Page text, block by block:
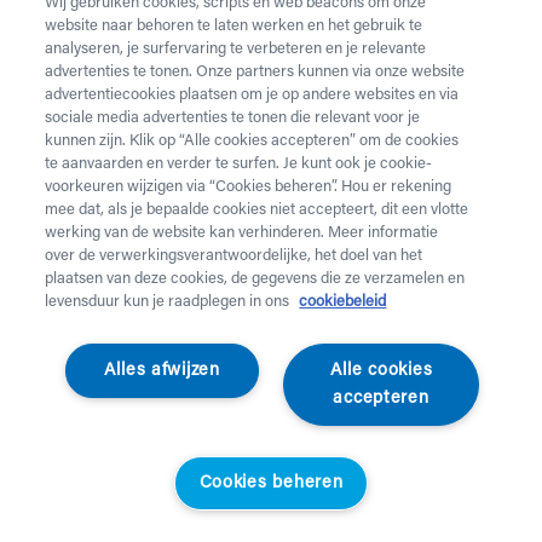
DonJoy
Fortilax Kniebandage
Donjoy Fortilax Knie
website naar behoren te laten werken en het gebruik te
analyseren, je surfervaring te verbeteren en je relevante
advertenties te tonen. Onze partners kunnen via onze website
advertentiecookies plaatsen om je op andere websites en via
sociale media advertenties te tonen die relevant voor je
kunnen zijn. Klik op “Alle cookies accepteren” om de cookies
te aanvaarden en verder te surfen. Je kunt ook je cookie-
voorkeuren wijzigen via “Cookies beheren”. Hou er rekening
mee dat, als je bepaalde cookies niet accepteert, dit een vlotte
werking van de website kan verhinderen. Meer informatie
over de verwerkingsverantwoordelijke, het doel van het
plaatsen van deze cookies, de gegevens die ze verzamelen en
levensduur kun je raadplegen in ons
cookiebeleid
Alle cookies
accepteren
Alles afwijzen
Cookies beheren